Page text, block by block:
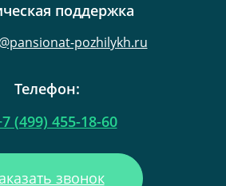
поддержка
pozhilykh.ru
Телефон:
(499) 455-18-60
звонок